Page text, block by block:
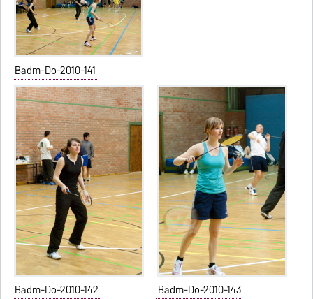
Badm-Do-2010-141
Badm-Do-2010-142 Badm-Do-2010-143